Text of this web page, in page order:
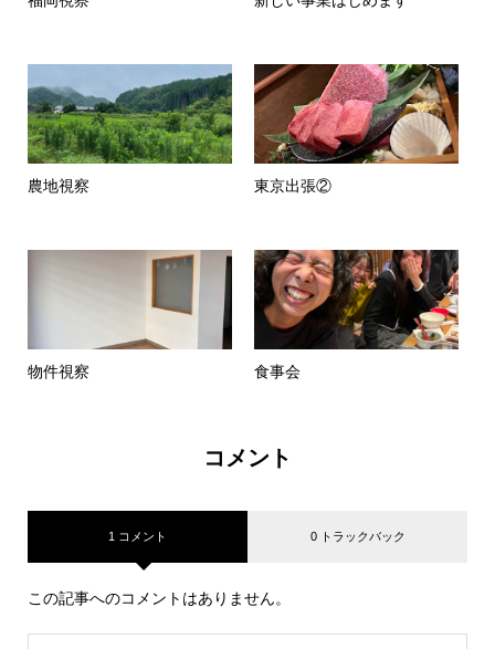
農地視察 東京出張②
物件視察 食事会
コメント
1 コメント 0 トラックバック
この記事へのコメントはありません。